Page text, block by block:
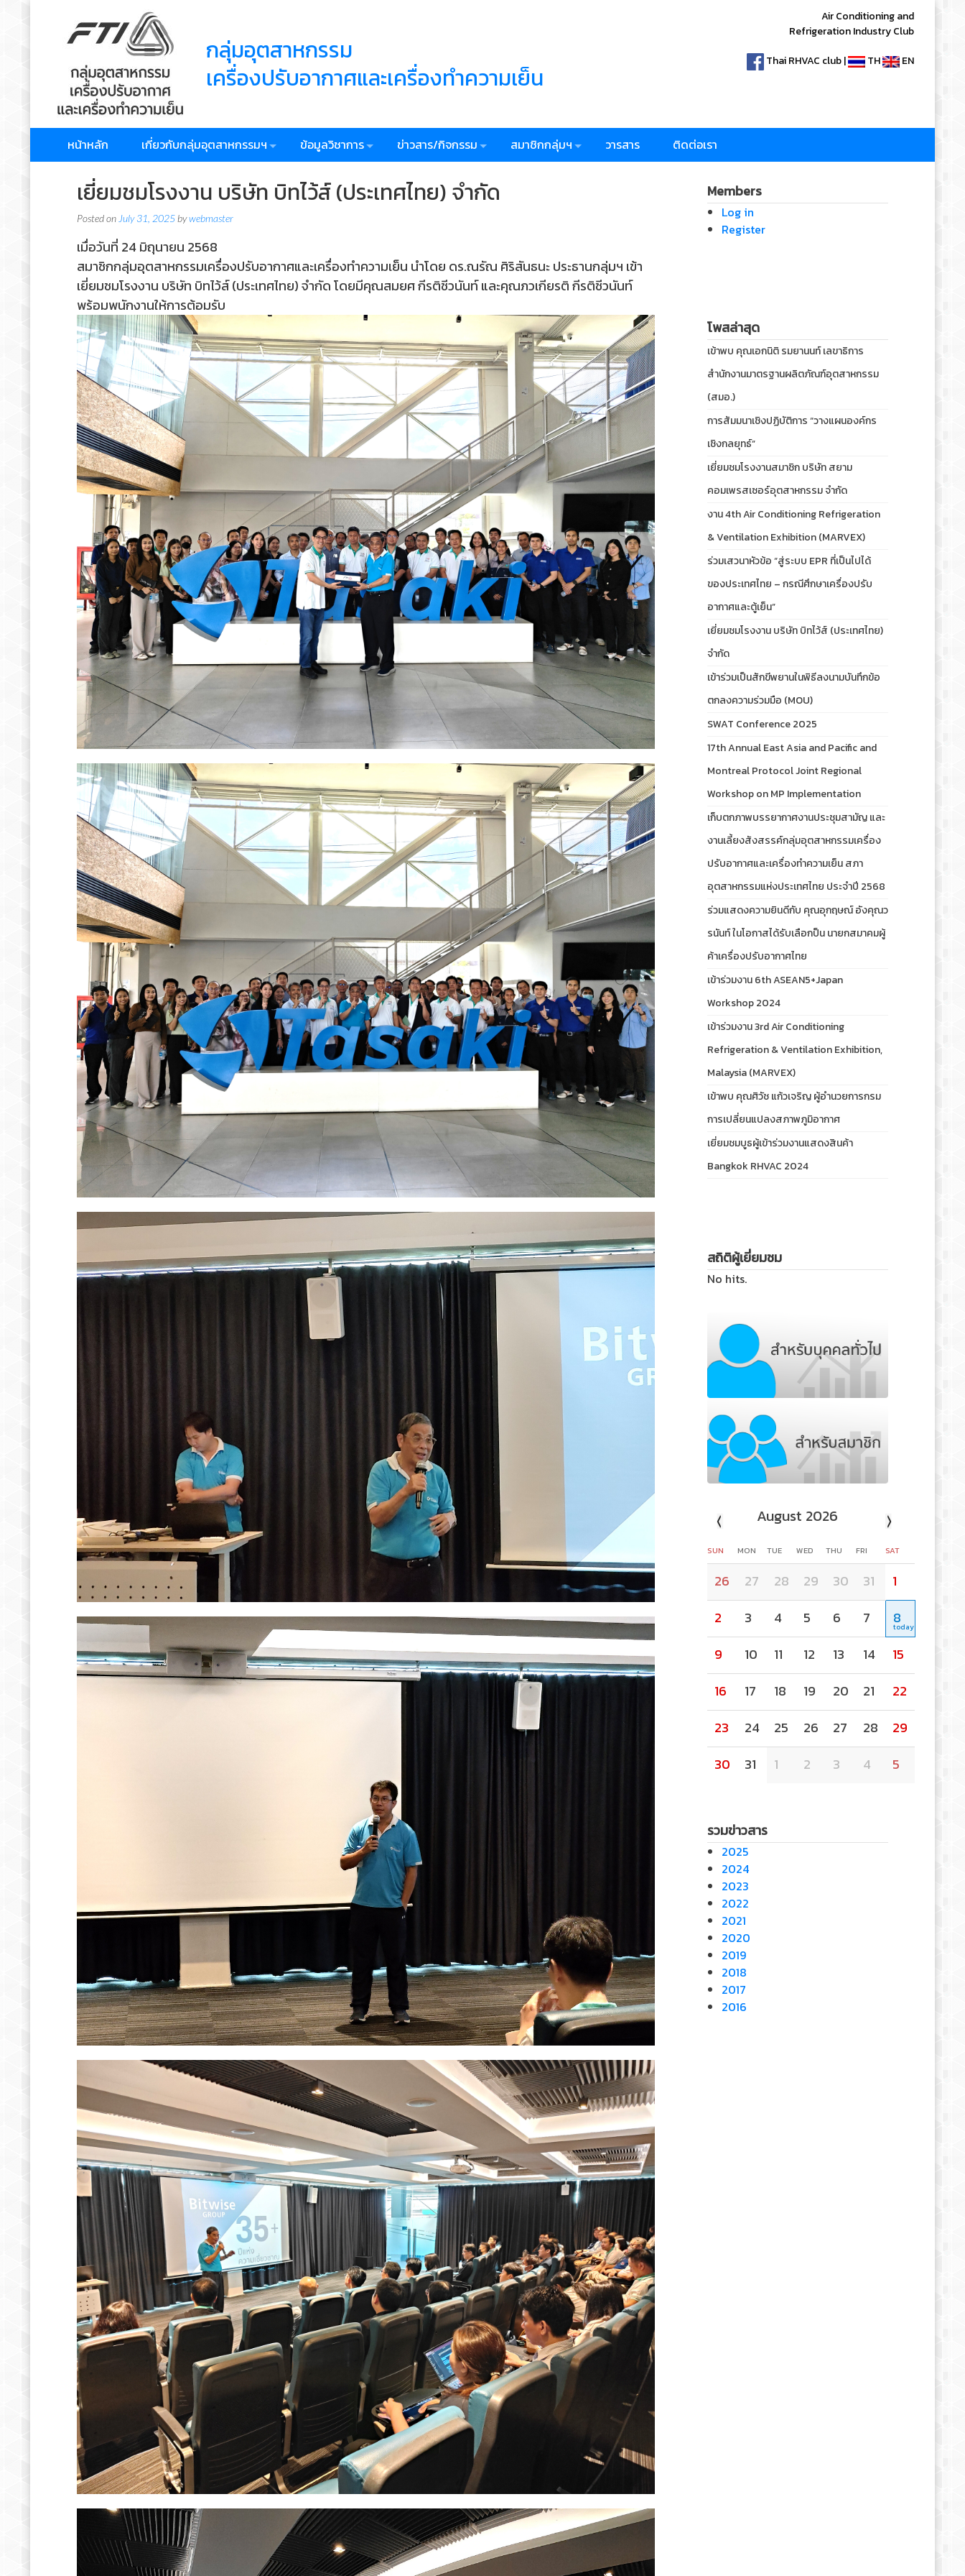
content
กลุ่มอุตสาหกรรม
เครื่องปรับอากาศและเครื่องทำความเย็น
Air Conditioning and
Refrigeration Industry Club
Thai RHVAC club |
TH EN
หน้าหลัก เกี่ยวกับกลุ่มอุตสาหกรรมฯ ข้อมูลวิชาการ ข่าวสาร/กิจกรรม สมาชิกกลุ่มฯ วารสาร ติดต่อเรา
เยี่ยมชมโรงงาน บริษัท บิทไว้ส์ (ประเทศไทย) จำกัด
Posted on July 31, 2025 bywebmaster
เมื่อวันที่ 24 มิถุนายน 2568
สมาชิกกลุ่มอุตสาหกรรมเครื่องปรับอากาศและเครื่องทำความเย็น นำโดย ดร.ณรัณ ศิริสันธนะ ประธานกลุ่มฯ เข้า
เยี่ยมชมโรงงาน บริษัท บิทไว้ส์ (ประเทศไทย) จำกัด โดยมีคุณสมยศ กีรติชีวนันท์ และคุณภวเกียรติ กีรติชีวนันท์
พร้อมพนักงานให้การต้อมรับ
Members
Log in
Register
โพสล่าสุด
เข้าพบ คุณเอกนิติ รมยานนท์ เลขาธิการ
สำนักงานมาตรฐานผลิตภัณฑ์อุตสาหกรรม
(สมอ.)
การสัมมนาเชิงปฏิบัติการ “วางแผนองค์กร
เชิงกลยุทธ์”
เยี่ยมชมโรงงานสมาชิก บริษัท สยาม
คอมเพรสเซอร์อุตสาหกรรม จำกัด
งาน 4th Air Conditioning Refrigeration
& Ventilation Exhibition (MARVEX)
ร่วมเสวนาหัวข้อ “สู่ระบบ EPR ที่เป็นไปได้
ของประเทศไทย – กรณีศึกษาเครื่องปรับ
อากาศและตู้เย็น”
เยี่ยมชมโรงงาน บริษัท บิทไว้ส์ (ประเทศไทย)
จำกัด
เข้าร่วมเป็นสักขีพยานในพิธีลงนามบันทึกข้อ
ตกลงความร่วมมือ (MOU)
SWAT Conference 2025
17th Annual East Asia and Pacific and
Montreal Protocol Joint Regional
Workshop on MP Implementation
เก็บตกภาพบรรยากาศงานประชุมสามัญ และ
งานเลี้ยงสังสรรค์กลุ่มอุตสาหกรรมเครื่อง
ปรับอากาศและเครื่องทำความเย็น สภา
อุตสาหกรรมแห่งประเทศไทย ประจำปี 2568
ร่วมแสดงความยินดีกับ คุณอุกฤษณ์ อังคุณว
รนันท์ ในโอกาสได้รับเลือกป็น นายกสมาคมผู้
ค้าเครื่องปรับอากาศไทย
เข้าร่วมงาน 6th ASEAN5+Japan
Workshop 2024
เข้าร่วมงาน 3rd Air Conditioning
Refrigeration & Ventilation Exhibition,
Malaysia (MARVEX)
เข้าพบ คุณศิวัช แก้วเจริญ ผู้อำนวยการกรม
การเปลี่ยนแปลงสภาพภูมิอากาศ
เยี่ยมชมบูธผู้เข้าร่วมงานแสดงสินค้า
Bangkok RHVAC 2024
สถิติผู้เยี่ยมชม
No hits.
August 2026
SUN MON TUE WED THU FRI SAT
26 27 28 29 30 31
1
2
3 4 5 6 7
8
9
10 11 12 13 14
15
16
17 18 19 20 21
22
23
24 25 26 27 28
29
30
31 1 2 3 4 5
รวมข่าวสาร
2025
2024
2023
2022
2021
2020
2019
2018
2017
2016